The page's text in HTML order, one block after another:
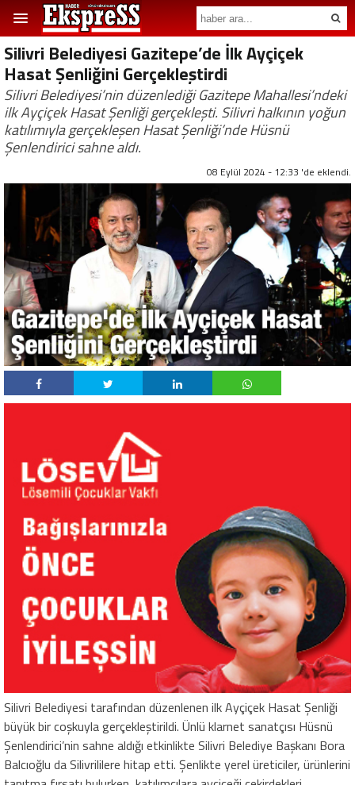
Silivri Belediyesi Gazitepe’de İlk Ayçiçek
Hasat Şenliğini Gerçekleştirdi
Silivri Belediyesi’nin düzenlediği Gazitepe Mahallesi’ndeki
ilk Ayçiçek Hasat Şenliği gerçekleşti. Silivri halkının yoğun
katılımıyla gerçekleşen Hasat Şenliği’nde Hüsnü
Şenlendirici sahne aldı.
08 Eylül 2024 - 12:33 'de eklendi.
Silivri Belediyesi tarafından düzenlenen ilk Ayçiçek Hasat Şenliği
büyük bir coşkuyla gerçekleştirildi. Ünlü klarnet sanatçısı Hüsnü
Şenlendirici’nin sahne aldığı etkinlikte Silivri Belediye Başkanı Bora
Balcıoğlu da Silivrililere hitap etti. Şenlikte yerel üreticiler, ürünlerini